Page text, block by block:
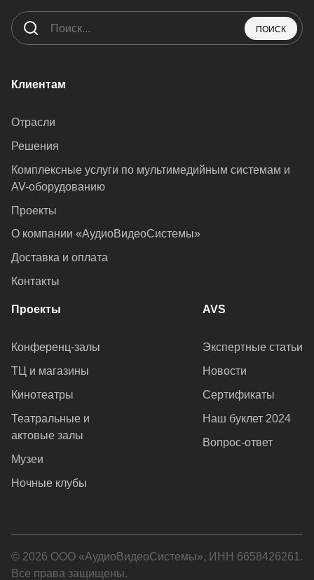
ПОИСК
Клиентам
Отрасли
Решения
Комплексные услуги по мультимедийным системам и
AV-оборудованию
Проекты
О компании «АудиоВидеоСистемы»
Доставка и оплата
Контакты
Проекты
Конференц-залы
ТЦ и магазины
Кинотеатры
Театральные и
актовые залы
Музеи
Ночные клубы
AVS
Экспертные статьи
Новости
Сертификаты
Наш буклет 2024
Вопрос-ответ
© 2026 ООО «АудиоВидеоСистемы», ИНН 6658426261.
Все права защищены.